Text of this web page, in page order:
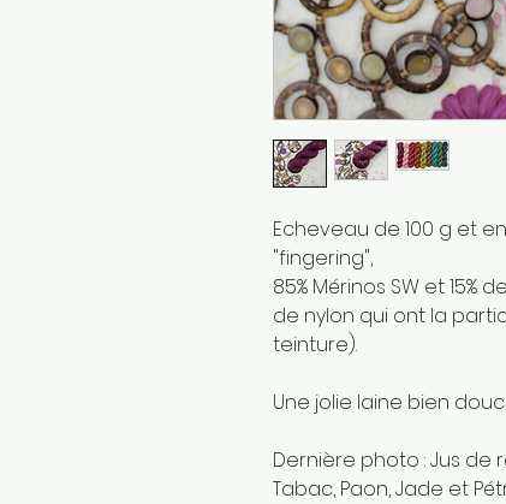
Echeveau de 100 g et
"fingering",
85% Mérinos SW et
de nylon qui ont la
teinture).
Une jolie laine bien
Dernière photo : Jus de
Tabac, Paon, Jade et